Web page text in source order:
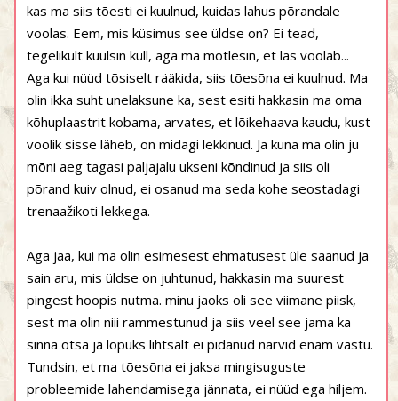
kas ma siis tõesti ei kuulnud, kuidas lahus põrandale
voolas. Eem, mis küsimus see üldse on? Ei tead,
tegelikult kuulsin küll, aga ma mõtlesin, et las voolab...
Aga kui nüüd tõsiselt rääkida, siis tõesõna ei kuulnud. Ma
olin ikka suht unelaksune ka, sest esiti hakkasin ma oma
kõhuplaastrit kobama, arvates, et lõikehaava kaudu, kust
voolik sisse läheb, on midagi lekkinud. Ja kuna ma olin ju
mõni aeg tagasi paljajalu ukseni kõndinud ja siis oli
põrand kuiv olnud, ei osanud ma seda kohe seostadagi
trenaažikoti lekkega.
Aga jaa, kui ma olin esimesest ehmatusest üle saanud ja
sain aru, mis üldse on juhtunud, hakkasin ma suurest
pingest hoopis nutma. minu jaoks oli see viimane piisk,
sest ma olin niii rammestunud ja siis veel see jama ka
sinna otsa ja lõpuks lihtsalt ei pidanud närvid enam vastu.
Tundsin, et ma tõesõna ei jaksa mingisuguste
probleemide lahendamisega jännata, ei nüüd ega hiljem.